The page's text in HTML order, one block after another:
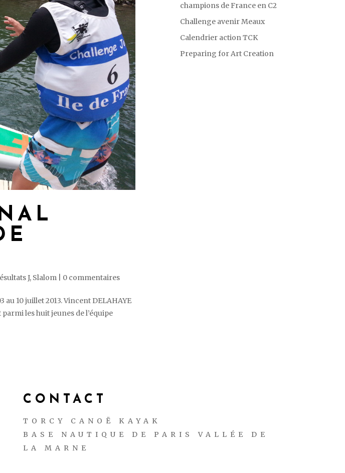
J, Slalom 0 commentaires
au 10 juillet 2013. Vincent DELAHAYE
les huit jeunes de l’équipe
champions de France en C2
Challenge avenir Meaux
Calendrier action TCK
Preparing for Art Creation
CONTACT
TORCY CANOË KAYAK
BASE NAUTIQUE DE PARIS VALLÉE DE
LA MARNE